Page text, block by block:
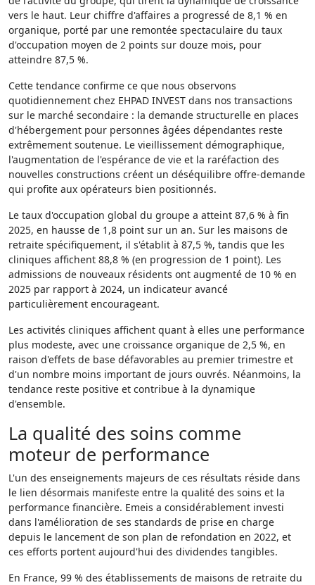
vers le haut. Leur chiffre d'affaires a progressé de 8,1 % en
organique, porté par une remontée spectaculaire du taux
d'occupation moyen de 2 points sur douze mois, pour
atteindre 87,5 %.
Cette tendance confirme ce que nous observons
quotidiennement chez EHPAD INVEST dans nos transactions
sur le marché secondaire : la demande structurelle en places
d'hébergement pour personnes âgées dépendantes reste
extrêmement soutenue. Le vieillissement démographique,
l'augmentation de l'espérance de vie et la raréfaction des
nouvelles constructions créent un déséquilibre offre-demande
qui profite aux opérateurs bien positionnés.
Le taux d'occupation global du groupe a atteint 87,6 % à fin
2025, en hausse de 1,8 point sur un an. Sur les maisons de
retraite spécifiquement, il s'établit à 87,5 %, tandis que les
cliniques affichent 88,8 % (en progression de 1 point). Les
admissions de nouveaux résidents ont augmenté de 10 % en
2025 par rapport à 2024, un indicateur avancé
particulièrement encourageant.
Les activités cliniques affichent quant à elles une performance
plus modeste, avec une croissance organique de 2,5 %, en
raison d'effets de base défavorables au premier trimestre et
d'un nombre moins important de jours ouvrés. Néanmoins, la
tendance reste positive et contribue à la dynamique
d'ensemble.
La qualité des soins comme
moteur de performance
L'un des enseignements majeurs de ces résultats réside dans
le lien désormais manifeste entre la qualité des soins et la
performance financière. Emeis a considérablement investi
dans l'amélioration de ses standards de prise en charge
depuis le lancement de son plan de refondation en 2022, et
ces efforts portent aujourd'hui des dividendes tangibles.
En France, 99 % des établissements de maisons de retraite du